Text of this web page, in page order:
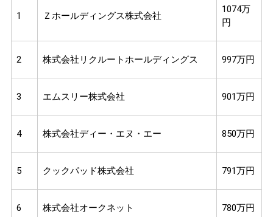
1 Ｚホールディングス株式会社
1074万
円
2 株式会社リクルートホールディングス 997万円
3 エムスリー株式会社 901万円
4 株式会社ディー・エヌ・エー 850万円
5 クックパッド株式会社 791万円
6 株式会社オークネット 780万円